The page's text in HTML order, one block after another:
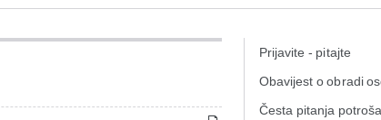
Prijavite - pitajte
Obavijest o obradi
Česta pitanja